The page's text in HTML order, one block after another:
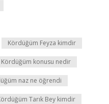
Kördüğüm Feyza kimdir
Kördüğüm konusu nedir
naz ne öğrendi
Tarık Bey kimdir